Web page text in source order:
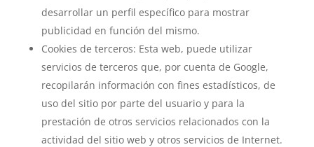
desarrollar un perfil específico para mostrar
publicidad en función del mismo.
Cookies de terceros: Esta web, puede utilizar
servicios de terceros que, por cuenta de Google,
recopilarán información con fines estadísticos, de
uso del sitio por parte del usuario y para la
prestación de otros servicios relacionados con la
actividad del sitio web y otros servicios de Internet.